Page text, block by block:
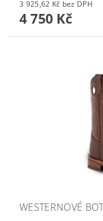
3 925,62 Kč bez DPH
4 750 Kč
WESTERNOVÉ